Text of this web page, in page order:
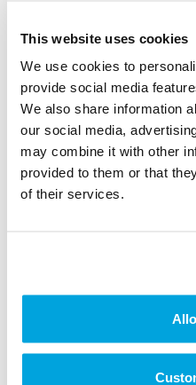
This website uses cookies
We use cookies to
provide social media
We also share information
our social media,
may combine it with other
provided to them or that
of their services.
3. Öffne den Tab
4. Warte, bis die